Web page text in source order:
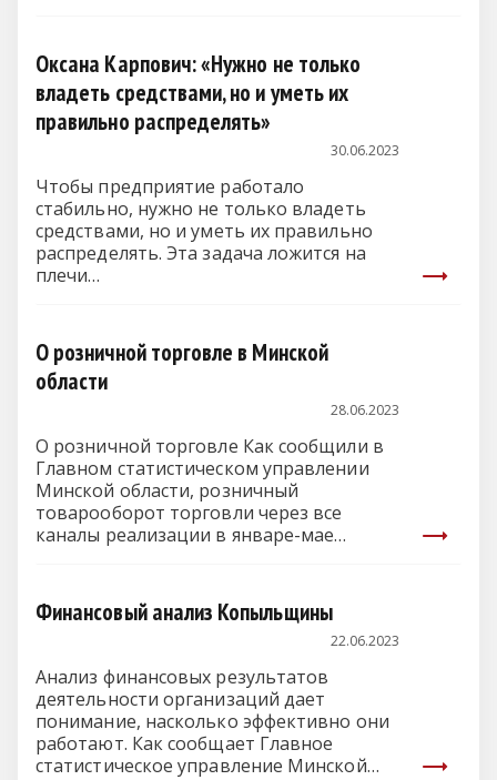
Оксана Карпович: «Нужно не только
владеть средствами, но и уметь их
правильно распределять»
30.06.2023
Чтобы предприятие работало
стабильно, нужно не только владеть
средствами, но и уметь их правильно
распределять. Эта задача ложится на
плечи…
О розничной торговле в Минской
области
28.06.2023
О розничной торговле Как сообщили в
Главном статистическом управлении
Минской области, розничный
товарооборот торговли через все
каналы реализации в январе-мае…
Финансовый анализ Копыльщины
22.06.2023
Анализ финансовых результатов
деятельности организаций дает
понимание, насколько эффективно они
работают. Как сообщает Главное
статистическое управление Минской